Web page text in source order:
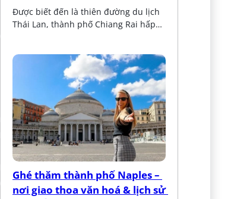
Được biết đến là thiên đường du lịch
Thái Lan, thành phố Chiang Rai hấp…
Ghé thăm thành phố Naples –
nơi giao thoa văn hoá & lịch sử